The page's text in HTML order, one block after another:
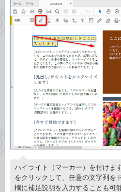
ハイライト（マーカー）を付けま
をクリックして、任意の文字列を
欄に補足説明を入力することも可